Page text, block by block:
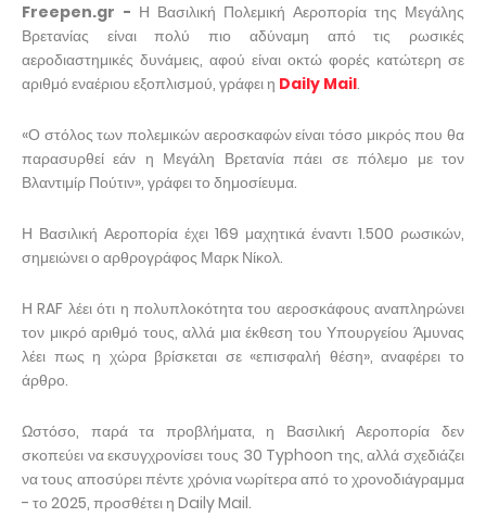
Freepen.gr - Η Βασιλική Πολεμική Αεροπορία της Μεγάλης
Βρετανίας είναι πολύ πιο αδύναμη από τις ρωσικές
αεροδιαστημικές δυνάμεις, αφού είναι οκτώ φορές κατώτερη σε
αριθμό εναέριου εξοπλισμού, γράφει η Daily Mail.
«Ο στόλος των πολεμικών αεροσκαφών είναι τόσο μικρός που θα
παρασυρθεί εάν η Μεγάλη Βρετανία πάει σε πόλεμο με τον
Βλαντιμίρ Πούτιν», γράφει το δημοσίευμα.
Η Βασιλική Αεροπορία έχει 169 μαχητικά έναντι 1.500 ρωσικών,
σημειώνει ο αρθρογράφος Μαρκ Νίκολ.
Η RAF λέει ότι η πολυπλοκότητα του αεροσκάφους αναπληρώνει
τον μικρό αριθμό τους, αλλά μια έκθεση του Υπουργείου Άμυνας
λέει πως η χώρα βρίσκεται σε «επισφαλή θέση», αναφέρει το
άρθρο.
Ωστόσο, παρά τα προβλήματα, η Βασιλική Αεροπορία δεν
σκοπεύει να εκσυγχρονίσει τους 30 Typhoon της, αλλά σχεδιάζει
να τους αποσύρει πέντε χρόνια νωρίτερα από το χρονοδιάγραμμα
- το 2025, προσθέτει η Daily Mail.